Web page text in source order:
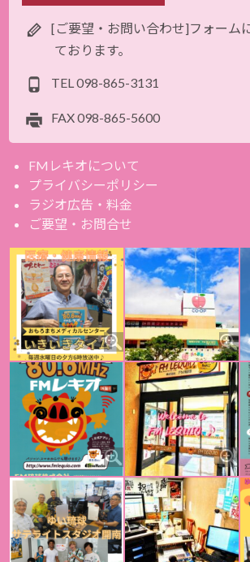
[ご要望・お問い合わせ]フォーム
ております。
TEL 098-865-3131
FAX098-865-5600
FMレキオについて
プライバシーポリシー
ラジオ広告・料金
ご要望・お問合せ